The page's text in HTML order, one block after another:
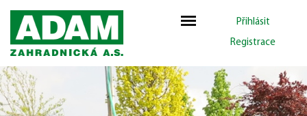
Přihlásit
Registrace